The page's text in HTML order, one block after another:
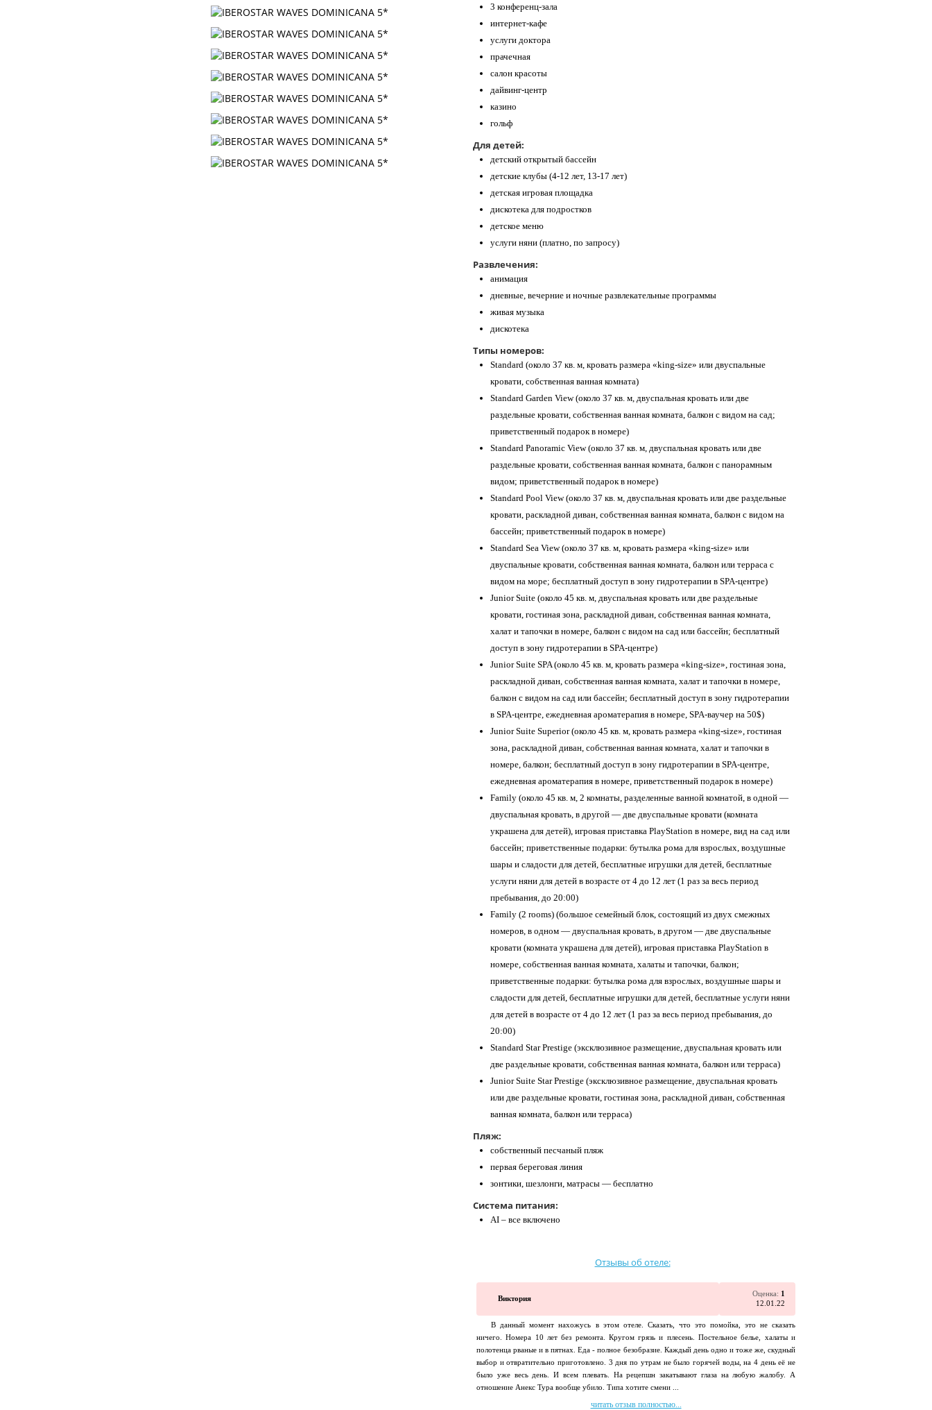
3 конференц-зала
интернет-кафе
услуги доктора
прачечная
салон красоты
дайвинг-центр
казино
гольф
Для детей:
детский открытый бассейн
детские клубы (4-12 лет, 13-17 лет)
детская игровая площадка
дискотека для подростков
детское меню
услуги няни (платно, по запросу)
Развлечения:
анимация
дневные, вечерние и ночные развлекательные программы
живая музыка
дискотека
Типы номеров:
Standard (около 37 кв. м, кровать размера «king-size» или двуспальные
кровати, собственная ванная комната)
Standard Garden View (около 37 кв. м, двуспальная кровать или две
раздельные кровати, собственная ванная комната, балкон с видом на сад;
приветственный подарок в номере)
Standard Panoramic View (около 37 кв. м, двуспальная кровать или две
раздельные кровати, собственная ванная комната, балкон с панорамным
видом; приветственный подарок в номере)
Standard Pool View (около 37 кв. м, двуспальная кровать или две раздельные
кровати, раскладной диван, собственная ванная комната, балкон с видом на
бассейн; приветственный подарок в номере)
Standard Sea View (около 37 кв. м, кровать размера «king-size» или
двуспальные кровати, собственная ванная комната, балкон или терраса с
видом на море; бесплатный доступ в зону гидротерапии в SPA-центре)
Junior Suite (около 45 кв. м, двуспальная кровать или две раздельные
кровати, гостиная зона, раскладной диван, собственная ванная комната,
халат и тапочки в номере, балкон с видом на сад или бассейн; бесплатный
доступ в зону гидротерапии в SPA-центре)
Junior Suite SPA (около 45 кв. м, кровать размера «king-size», гостиная зона,
раскладной диван, собственная ванная комната, халат и тапочки в номере,
балкон с видом на сад или бассейн; бесплатный доступ в зону гидротерапии
в SPA-центре, ежедневная ароматерапия в номере, SPA-ваучер на 50$)
Junior Suite Superior (около 45 кв. м, кровать размера «king-size», гостиная
зона, раскладной диван, собственная ванная комната, халат и тапочки в
номере, балкон; бесплатный доступ в зону гидротерапии в SPA-центре,
ежедневная ароматерапия в номере, приветственный подарок в номере)
Family (около 45 кв. м, 2 комнаты, разделенные ванной комнатой, в одной —
двуспальная кровать, в другой — две двуспальные кровати (комната
украшена для детей), игровая приставка PlayStation в номере, вид на сад или
бассейн; приветственные подарки: бутылка рома для взрослых, воздушные
шары и сладости для детей, бесплатные игрушки для детей, бесплатные
услуги няни для детей в возрасте от 4 до 12 лет (1 раз за весь период
пребывания, до 20:00)
Family (2 rooms) (большое семейный блок, состоящий из двух смежных
номеров, в одном — двуспальная кровать, в другом — две двуспальные
кровати (комната украшена для детей), игровая приставка PlayStation в
номере, собственная ванная комната, халаты и тапочки, балкон;
приветственные подарки: бутылка рома для взрослых, воздушные шары и
сладости для детей, бесплатные игрушки для детей, бесплатные услуги няни
для детей в возрасте от 4 до 12 лет (1 раз за весь период пребывания, до
20:00)
Standard Star Prestige (эксклюзивное размещение, двуспальная кровать или
две раздельные кровати, собственная ванная комната, балкон или терраса)
Junior Suite Star Prestige (эксклюзивное размещение, двуспальная кровать
или две раздельные кровати, гостиная зона, раскладной диван, собственная
ванная комната, балкон или терраса)
Пляж:
собственный песчаный пляж
первая береговая линия
зонтики, шезлонги, матрасы — бесплатно
Система питания:
AI – все включено
Отзывы об отеле:
Виктория
Оценка: 1
12.01.22
В данный момент нахожусь в этом отеле. Сказать, что это помойка, это не сказать
ничего. Номера 10 лет без ремонта. Кругом грязь и плесень. Постельное белье, халаты и
полотенца рваные и в пятнах. Еда - полное безобразие. Каждый день одно и тоже же, скудный
выбор и отвратительно приготовлено. 3 дня по утрам не было горячей воды, на 4 день её не
было уже весь день. И всем плевать. На рецепшн закатывают глаза на любую жалобу. А
отношение Анекс Тура вообще убило. Типа хотите смени ...
читать отзыв полностью...